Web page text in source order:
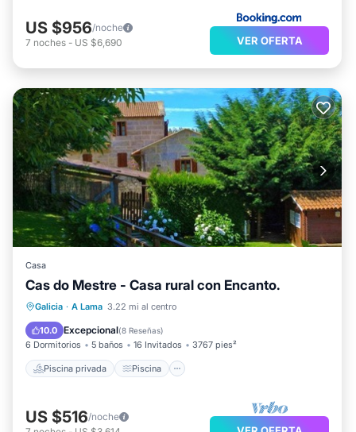
US $956/noche
7 noches - US $6,690 VER OFERTA
Casa
Cas do Mestre - Casa rural con Encanto.
Galicia · A Lama 3.22 mi al centro
10.0 Excepcional(8 Reseñas)
6 Dormitorios 5 baños 16 Invitados 3767 pies²
Piscina privada Piscina
Piscina privada
Piscina
Balcón/Terraza
US $516/noche